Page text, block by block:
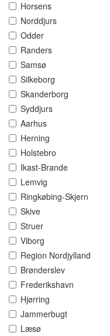
Horsens
Norddjurs
Odder
Randers
Samsø
Silkeborg
Skanderborg
Syddjurs
Aarhus
Herning
Holstebro
Ikast-Brande
Lemvig
Ringkøbing-Skjern
Skive
Struer
Viborg
Region Nordjylland
Brønderslev
Frederikshavn
Hjørring
Jammerbugt
Læsø